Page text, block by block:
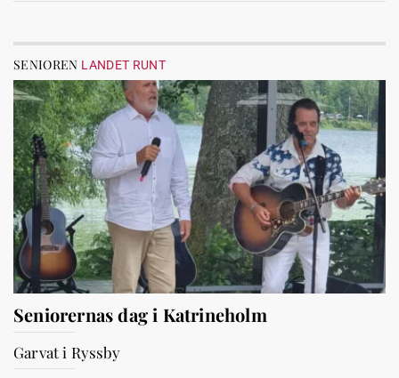
SENIOREN LANDET RUNT
Seniorernas dag i Katrineholm
Garvat i Ryssby